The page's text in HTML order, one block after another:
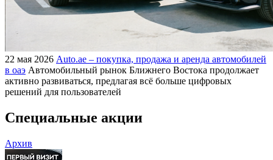
22 мая 2026 Auto.ae – покупка, продажа и аренда автомобилей
в оаэ Автомобильный рынок Ближнего Востока продолжает
активно развиваться, предлагая всё больше цифровых
решений для пользователей
Специальные акции
Архив